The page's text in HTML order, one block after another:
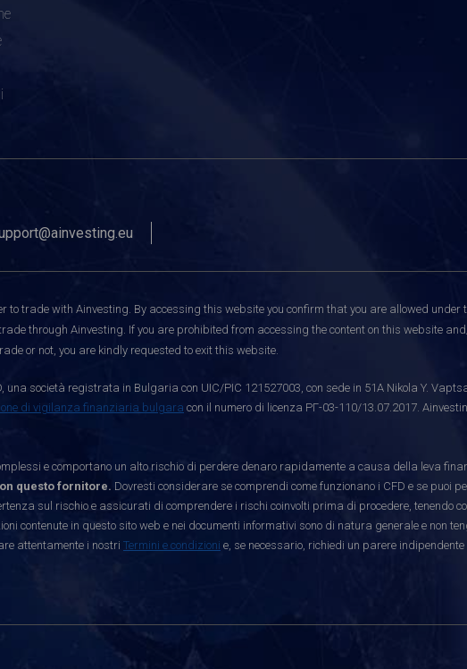
to trade with Ainvesting. By accessing this website you confirm that you are allowed
through Ainvesting. If you are prohibited from accessing the content on this website
or not, you are kindly requested to exit this website.
una società registrata in Bulgaria con UIC/PIC 121527003, con sede in 51A Nikola Y.
di vigilanza finanziaria bulgara con il numero di licenza РГ-03-110/13.07.2017.
e comportano un alto rischio di perdere denaro rapidamente a causa della leva
questo fornitore. Dovresti considerare se comprendi come funzionano i CFD e se puoi
sul rischio e assicurati di comprendere i rischi coinvolti prima di procedere, tenendo
contenute in questo sito web e nei documenti informativi sono di natura generale e non
attentamente i nostri Termini e condizioni e, se necessario, richiedi un parere